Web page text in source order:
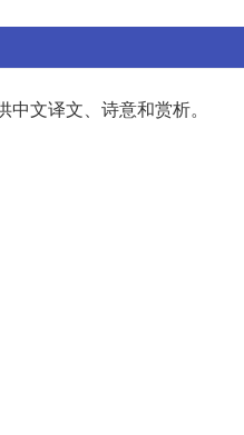
文译文、诗意和赏析。